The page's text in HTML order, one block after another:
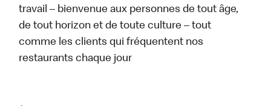
travail – bienvenue aux personnes de tout âge,
de tout horizon et de toute culture – tout
comme les clients qui fréquentent nos
restaurants chaque jour